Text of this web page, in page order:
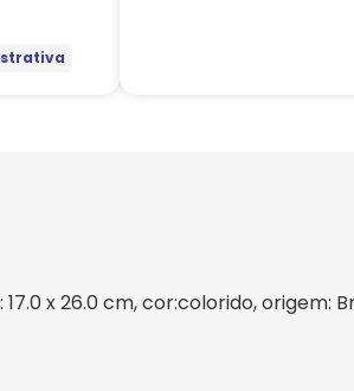
x 26.0 cm, cor:colorido, origem: